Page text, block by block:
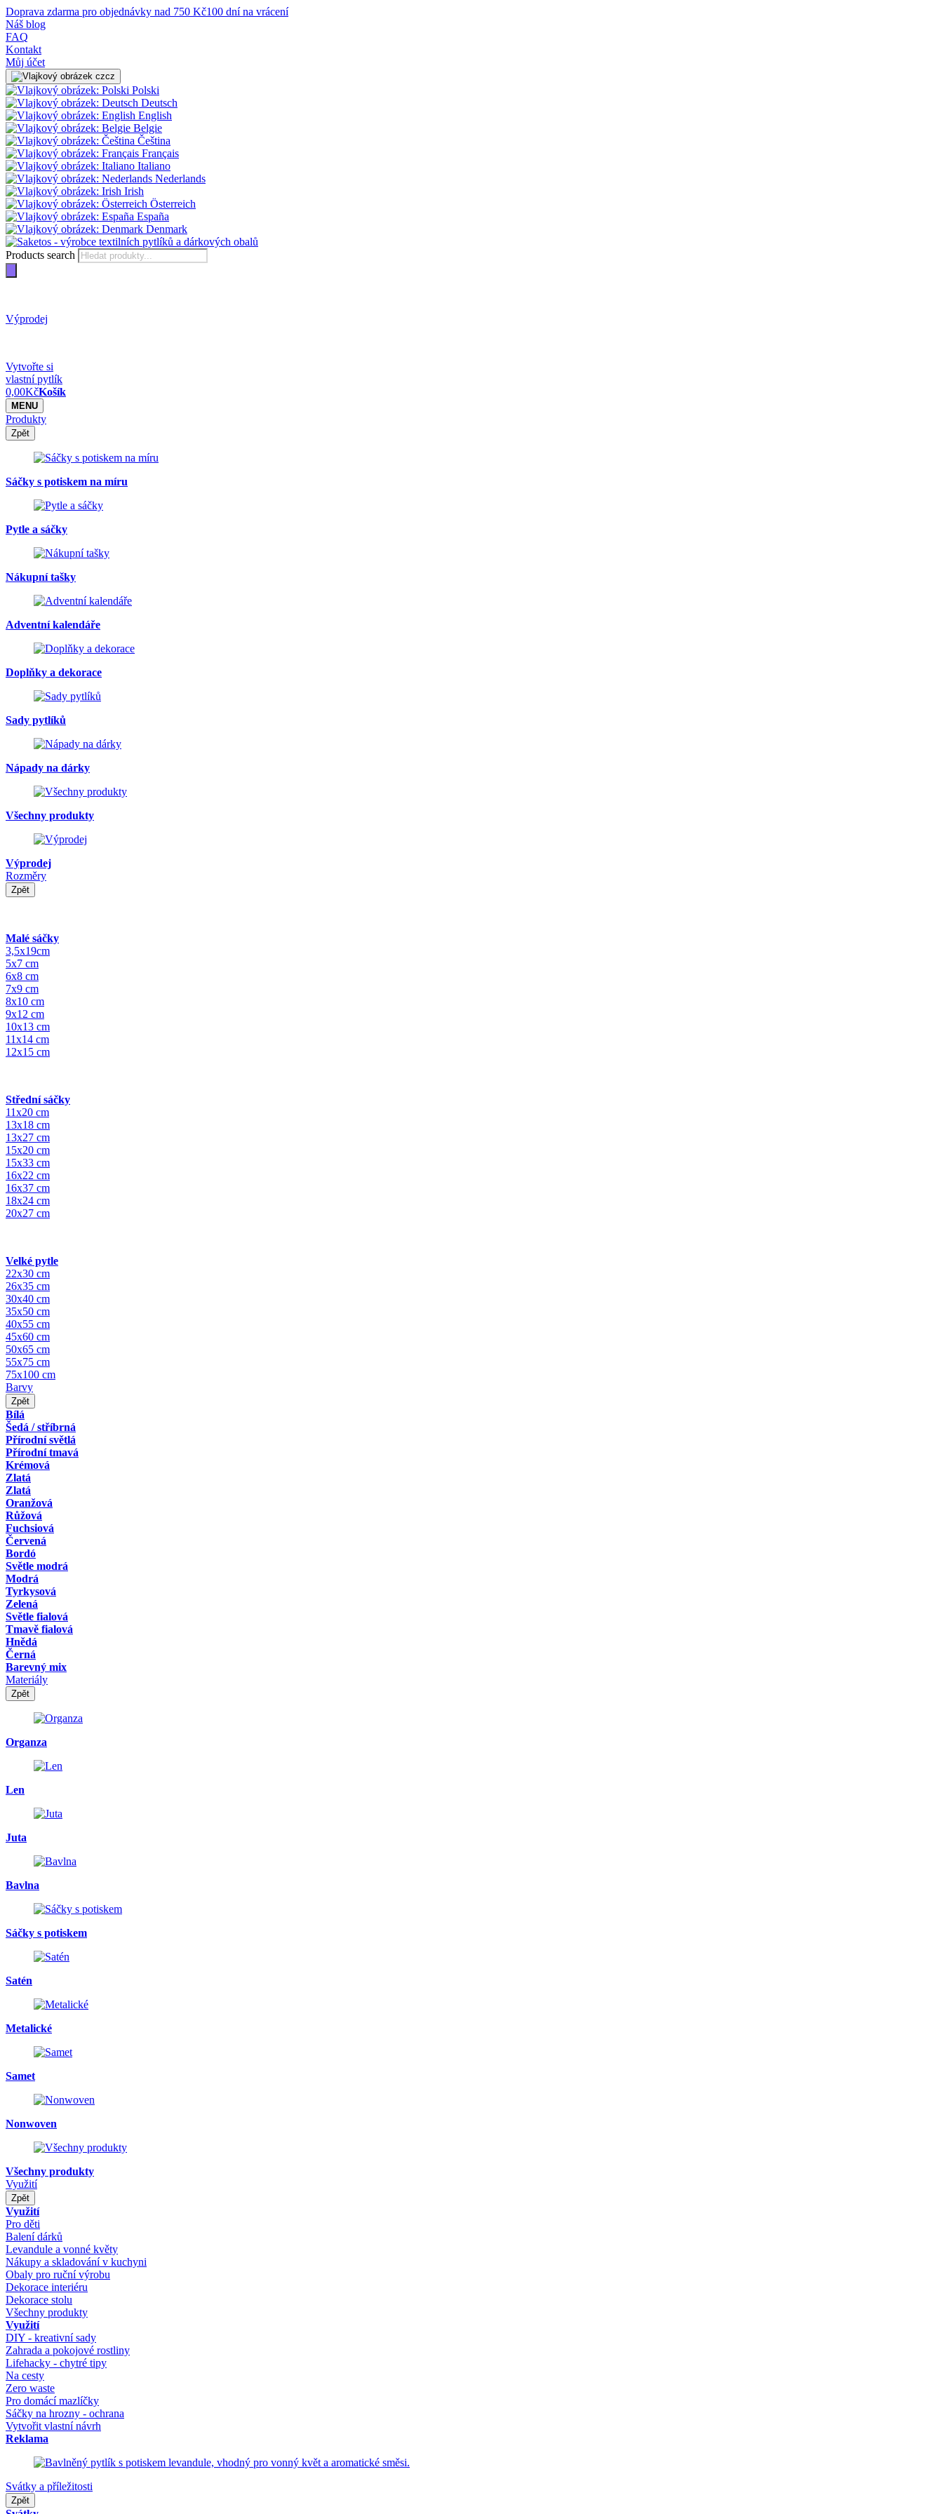
Doprava zdarma pro objednávky nad 750 Kč100 dní na vrácení
Náš blog
FAQ
Kontakt
Můj účet
cz
Polski
Deutsch
English
Belgie
Čeština
Français
Italiano
Nederlands
Irish
Österreich
España
Denmark
Products search
Výprodej
Vytvořte si
vlastní pytlík
0,00KčKošík
MENU
Produkty
Zpět
Sáčky s potiskem na míru
Pytle a sáčky
Nákupní tašky
Adventní kalendáře
Doplňky a dekorace
Sady pytlíků
Nápady na dárky
Všechny produkty
Výprodej
Rozměry
Zpět
Malé sáčky
3,5x19cm
5x7 cm
6x8 cm
7x9 cm
8x10 cm
9x12 cm
10x13 cm
11x14 cm
12x15 cm
Střední sáčky
11x20 cm
13x18 cm
13x27 cm
15x20 cm
15x33 cm
16x22 cm
16x37 cm
18x24 cm
20x27 cm
Velké pytle
22x30 cm
26x35 cm
30x40 cm
35x50 cm
40x55 cm
45x60 cm
50x65 cm
55x75 cm
75x100 cm
Barvy
Zpět
Bílá
Šedá / stříbrná
Přírodní světlá
Přírodní tmavá
Krémová
Zlatá
Zlatá
Oranžová
Růžová
Fuchsiová
Červená
Bordó
Světle modrá
Modrá
Tyrkysová
Zelená
Světle fialová
Tmavě fialová
Hnědá
Černá
Barevný mix
Materiály
Zpět
Organza
Len
Juta
Bavlna
Sáčky s potiskem
Satén
Metalické
Samet
Nonwoven
Všechny produkty
Využití
Zpět
Využití
Pro děti
Balení dárků
Levandule a vonné květy
Nákupy a skladování v kuchyni
Obaly pro ruční výrobu
Dekorace interiéru
Dekorace stolu
Všechny produkty
Využití
DIY - kreativní sady
Zahrada a pokojové rostliny
Lifehacky - chytré tipy
Na cesty
Zero waste
Pro domácí mazlíčky
Sáčky na hrozny - ochrana
Vytvořit vlastní návrh
Reklama
Svátky a příležitosti
Zpět